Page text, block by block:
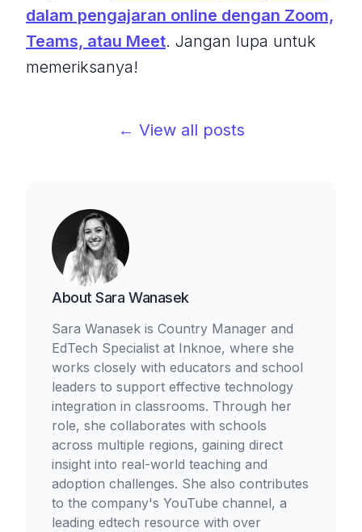
dalam pengajaran online dengan Zoom,
Teams, atau Meet. Jangan lupa untuk
memeriksanya!
← View all posts
About Sara Wanasek
Sara Wanasek is Country Manager and
EdTech Specialist at Inknoe, where she
works closely with educators and school
leaders to support effective technology
integration in classrooms. Through her
role, she collaborates with schools
across multiple regions, gaining direct
insight into real-world teaching and
adoption challenges. She also contributes
to the company's YouTube channel, a
leading edtech resource with over